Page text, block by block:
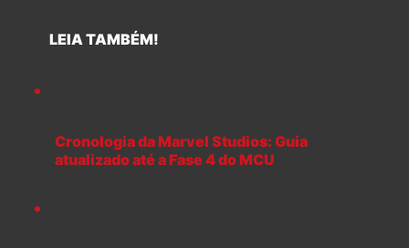
LEIA TAMBÉM!
Cronologia da Marvel Studios: Guia
atualizado até a Fase 4 do MCU